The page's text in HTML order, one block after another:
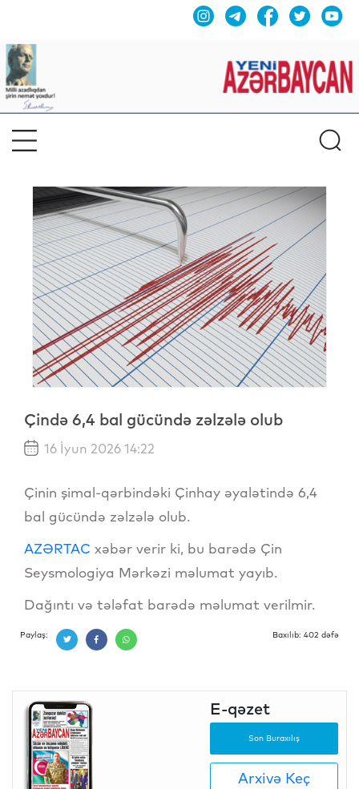
Çində 6,4 bal gücündə zəlzələ olub
16 İyun 2026 14:22
Çinin şimal-qərbindəki Çinhay əyalətində 6,4
bal gücündə zəlzələ olub.
AZƏRTAC xəbər verir ki, bu barədə Çin
Seysmologiya Mərkəzi məlumat yayıb.
Dağıntı və tələfat barədə məlumat verilmir.
Paylaş: Baxılıb: 402 dəfə
E-qəzet
Son Buraxılış
Arxivə Keç